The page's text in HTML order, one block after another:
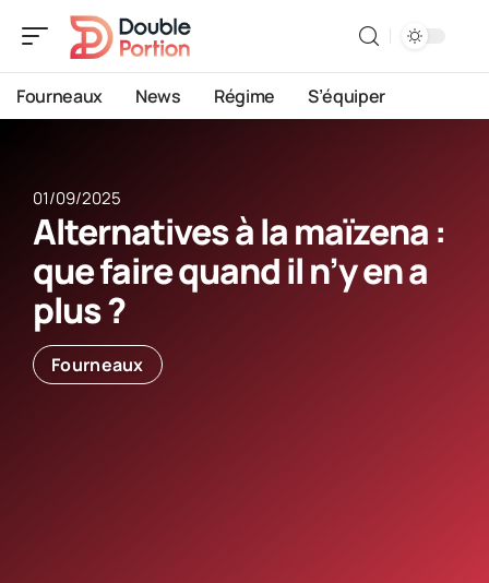
Fourneaux News Régime S’équiper
01/09/2025
Alternatives à la maïzena :
que faire quand il n’y en a
plus ?
Fourneaux